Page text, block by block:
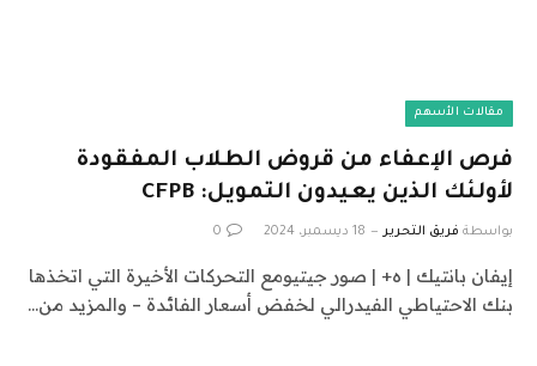
مقالات الأسهم
فرص الإعفاء من قروض الطلاب المفقودة
لأولئك الذين يعيدون التمويل: CFPB
بواسطة فريق التحرير 18 ديسمبر، 2024 0
إيفان بانتيك | ه+ | صور جيتيومع التحركات الأخيرة التي اتخذها
بنك الاحتياطي الفيدرالي لخفض أسعار الفائدة – والمزيد من…